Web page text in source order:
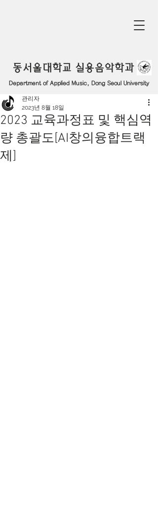
동서울대학교 실용음악학과
Department of Applied Music, Dong Seoul University
2023 교육과정표 및 핵심역
량 총괄도[AI창의융합트랙
제]
관리자
2023년 8월 18일